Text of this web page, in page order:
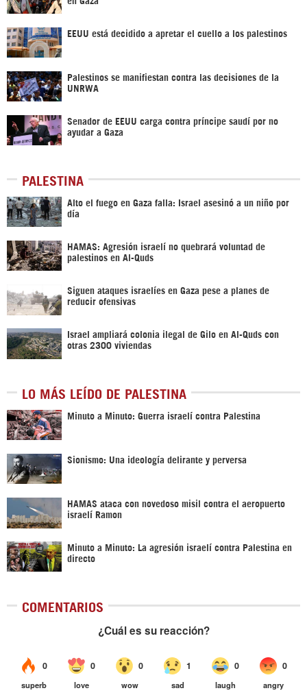
EEUU está decidido a apretar el cuello a los palestinos
Palestinos se manifiestan contra las decisiones de la
UNRWA
Senador de EEUU carga contra príncipe saudí por no
ayudar a Gaza
PALESTINA
Alto el fuego en Gaza falla: Israel asesinó a un niño por
día
HAMAS: Agresión israelí no quebrará voluntad de
palestinos en Al-Quds
Siguen ataques israelíes en Gaza pese a planes de
reducir ofensivas
Israel ampliará colonia ilegal de Gilo en Al-Quds con
otras 2300 viviendas
LO MÁS LEÍDO DE PALESTINA
Minuto a Minuto: Guerra israelí contra Palestina
Sionismo: Una ideología delirante y perversa
HAMAS ataca con novedoso misil contra el aeropuerto
israelí Ramon
Minuto a Minuto: La agresión israelí contra Palestina en
directo
COMENTARIOS